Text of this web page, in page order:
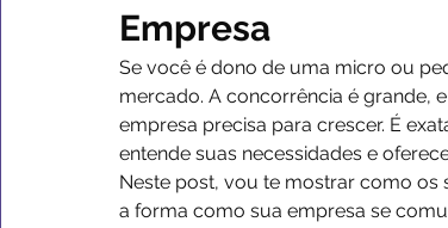
Empresa
Se você é dono de uma micro ou
mercado. A concorrência é grande,
empresa precisa para crescer. É
entende suas necessidades e
Neste post, vou te mostrar como os
a forma como sua empresa se